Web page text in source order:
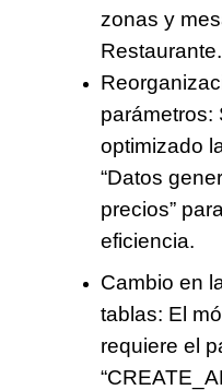
zonas y
Restaurante.
parámetros:
optimizado
“Datos
precios”
eficiencia.
Cambio en
tablas: El
requiere el